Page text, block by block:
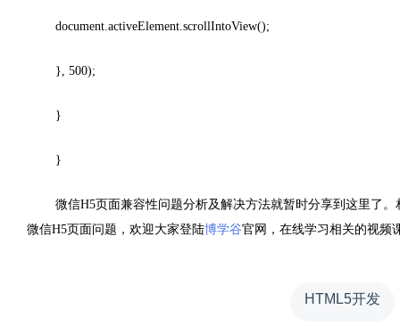
document.activeElement.scrollIntoView();
}, 500);
}
}
微信H5页面兼容性问题分析及解决方法就暂时分享到这里了
微信H5页面问题，欢迎大家登陆博学谷官网，在线学习相关的视频
HTML5开发